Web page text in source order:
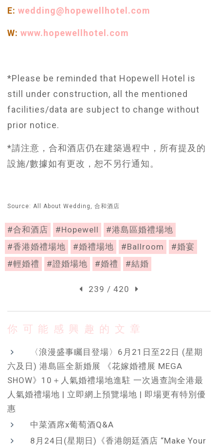
E: wedding@hopewellhotel.com
W: www.hopewellhotel.com
*Please be reminded that Hopewell Hotel is
still under construction, all the mentioned
facilities/data are subject to change without
prior notice.
*請注意，合和酒店仍在建築過程中，所有提及的
設施/數據如有更改，恕不另行通知。
Source: All About Wedding, 合和酒店
#合和酒店 #Hopewell
#港島區婚禮場地
#香港婚禮場地
#婚禮場地 #Ballroom
#婚宴
#輕婚禮
#證婚場地 #婚禮 #結婚
239 / 420
你可能感興趣的文章
〈浪漫盛事矚目登場〉6月21日至22日 (星期
六及日) 港島區全新婚展 《花嫁婚禮展 MEGA
SHOW》10＋人氣婚禮場地進駐 一次過查詢全港最
人氣婚禮場地 | 立即網上預覽場地 | 即場更有特別優
惠
中菜酒席x葡萄酒Q&A
8月24日(星期日)《香港朗廷酒店 “Make Your